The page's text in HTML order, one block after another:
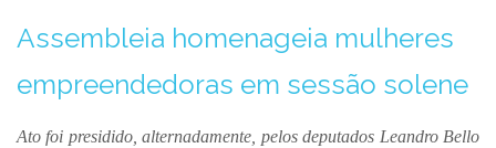
Assembleia homenageia mulheres
empreendedoras em sessão solene
Ato foi presidido, alternadamente, pelos deputados Leandro Bello